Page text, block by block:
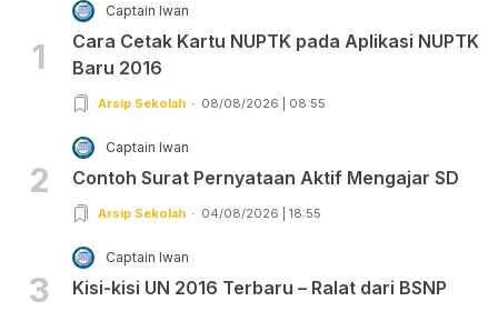
1
Captain Iwan
Cara Cetak Kartu NUPTK pada Aplikasi NUPTK
Baru 2016
Arsip Sekolah 08/08/2026 | 08:55
2
Captain Iwan
Contoh Surat Pernyataan Aktif Mengajar SD
Arsip Sekolah 04/08/2026 | 18:55
3
Captain Iwan
Kisi-kisi UN 2016 Terbaru – Ralat dari BSNP